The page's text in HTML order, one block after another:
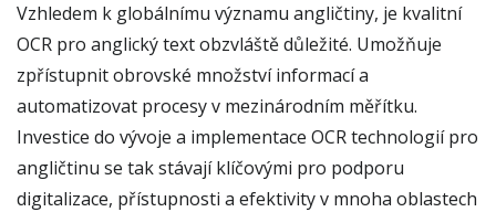
Vzhledem k globálnímu významu angličtiny, je kvalitní
OCR pro anglický text obzvláště důležité. Umožňuje
zpřístupnit obrovské množství informací a
automatizovat procesy v mezinárodním měřítku.
Investice do vývoje a implementace OCR technologií pro
angličtinu se tak stávají klíčovými pro podporu
digitalizace, přístupnosti a efektivity v mnoha oblastech